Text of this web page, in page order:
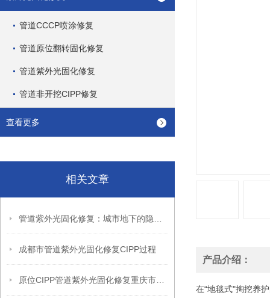
管道CCCP喷涂修复
管道原位翻转固化修复
管道紫外光固化修复
管道非开挖CIPP修复
查看更多
相关文章
成都市管道紫外光固化修复CIPP过程
产品介绍：
在“地毯式"掏挖养